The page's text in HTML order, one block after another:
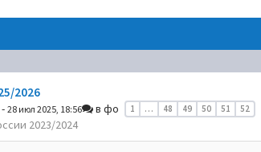
2026
1 … 48 49 50 51 52
- 28 июл 2025, 18:56
в фо
2023/2024